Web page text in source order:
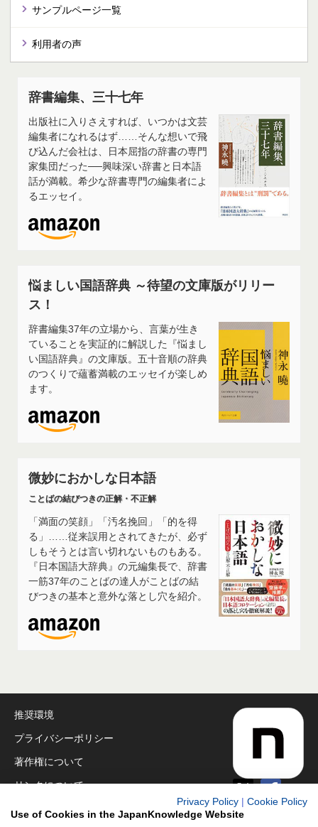
サンプルページ一覧
利用者の声
辞書編集、三十七年
出版社に入りさえすれば、いつかは文芸
編集者になれるはず……そんな想いで飛
び込んだ会社は、日本屈指の辞書の専門
家集団だった──興味深い辞書と日本語
話が満載。希少な辞書専門の編集者によ
るエッセイ。
悩ましい国語辞典 ～待望の文庫版がリリー
ス！
辞書編集37年の立場から、言葉が生き
ていることを実証的に解説した『悩まし
い国語辞典』の文庫版。五十音順の辞典
のつくりで蘊蓄満載のエッセイが楽しめ
ます。
微妙におかしな日本語
ことばの結びつきの正解・不正解
「満面の笑顔」「汚名挽回」「的を得
る」……従来誤用とされてきたが、必ず
しもそうとは言い切れないものもある。
『日本国語大辞典』の元編集長で、辞書
一筋37年のことばの達人がことばの結
びつきの基本と意外な落とし穴を紹介。
推奨環境
プライバシーポリシー
著作権について
リンクについて
免責事項
Privacy Policy
Cookie Policy
Use of Cookies in the JapanKnowledge Website